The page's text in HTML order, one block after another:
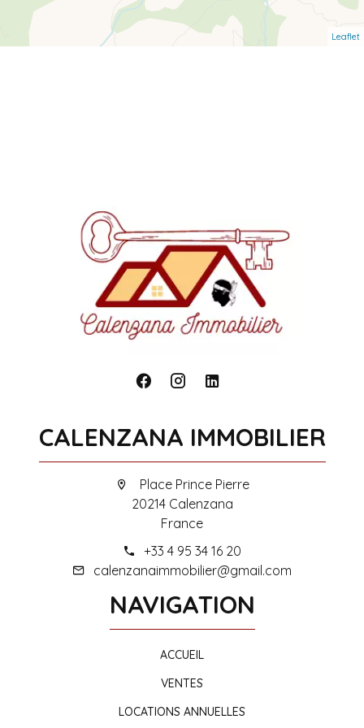
Leaflet
CALENZANA IMMOBILIER
Place Prince Pierre
20214 Calenzana
France
+33 4 95 34 16 20
calenzanaimmobilier@gmail.com
NAVIGATION
ACCUEIL
VENTES
LOCATIONS ANNUELLES